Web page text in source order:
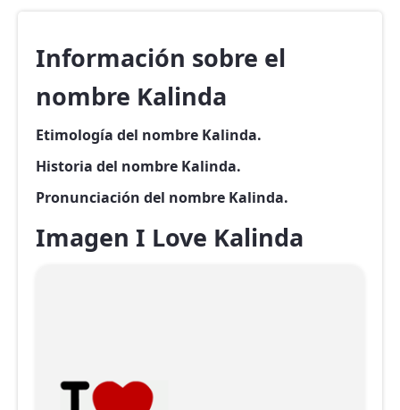
Información sobre el
nombre Kalinda
Etimología del nombre Kalinda.
Historia del nombre Kalinda.
Pronunciación del nombre Kalinda.
Imagen I Love Kalinda